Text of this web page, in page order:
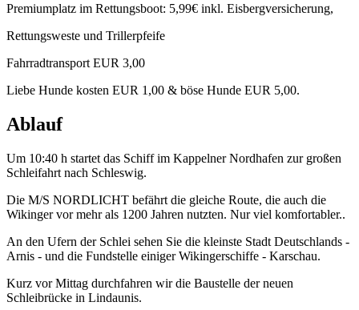
Premiumplatz im Rettungsboot: 5,99€ inkl. Eisbergversicherung,
Rettungsweste und Trillerpfeife
Fahrradtransport EUR 3,00
Liebe Hunde kosten EUR 1,00 & böse Hunde EUR 5,00.
Ablauf
Um 10:40 h startet das Schiff im Kappelner Nordhafen zur großen
Schleifahrt nach Schleswig.
Die M/S NORDLICHT befährt die gleiche Route, die auch die
Wikinger vor mehr als 1200 Jahren nutzten. Nur viel komfortabler..
An den Ufern der Schlei sehen Sie die kleinste Stadt Deutschlands -
Arnis - und die Fundstelle einiger Wikingerschiffe - Karschau.
Kurz vor Mittag durchfahren wir die Baustelle der neuen
Schleibrücke in Lindaunis.